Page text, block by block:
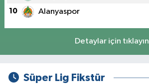
10 Alanyaspor
Detaylar için tıklayın
Süper Lig Fikstür